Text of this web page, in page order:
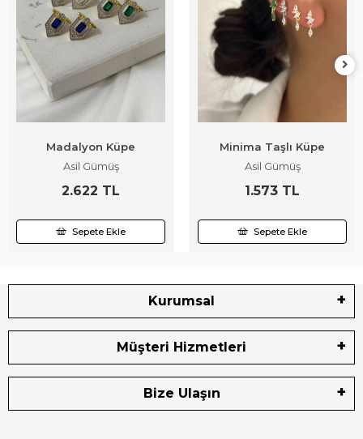
Madalyon Küpe
Asil Gümüş
2.622 TL
Sepete Ekle
Minima Taşlı Küpe
Asil Gümüş
1.573 TL
Sepete Ekle
Kurumsal
Müşteri Hizmetleri
Bize Ulaşın